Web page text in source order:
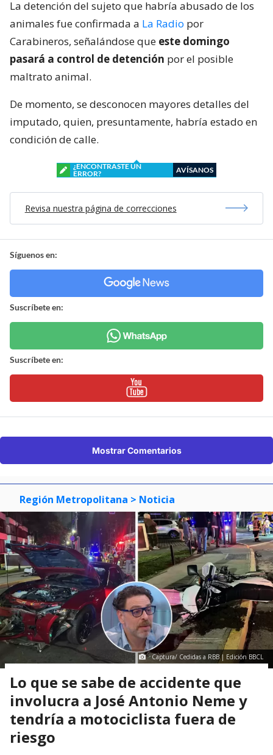
La detención del sujeto que habría abusado de los
animales fue confirmada a La Radio por
Carabineros, señalándose que este domingo
pasará a control de detención por el posible
maltrato animal.
De momento, se desconocen mayores detalles del
imputado, quien, presuntamente, habría estado en
condición de calle.
¿ENCONTRASTE UN
ERROR?
AVÍSANOS
Revisa nuestra página de correcciones
Síguenos en:
Suscríbete en:
Suscríbete en:
Mostrar Comentarios
Región Metropolitana > Noticia
Captura/ Cedidas a RBB | Edición BBCL
Lo que se sabe de accidente que
involucra a José Antonio Neme y
tendría a motociclista fuera de
riesgo